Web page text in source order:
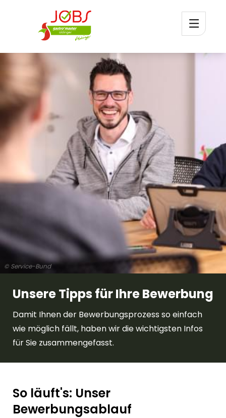
© Service-Bund
Unsere Tipps für Ihre Bewerbung
Damit Ihnen der Bewerbungsprozess so einfach
wie möglich fällt, haben wir die wichtigsten Infos
für Sie zusammengefasst.
So läuft's: Unser
Bewerbungsablauf